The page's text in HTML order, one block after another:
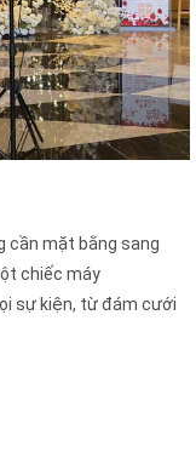
cần mặt bằng sang
chiếc máy
sự kiện, từ đám cưới